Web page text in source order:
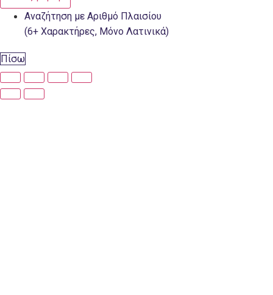
Αναζήτηση με Αριθμό Πλαισίου
(6+ Χαρακτήρες, Μόνο Λατινικά)
Πίσω